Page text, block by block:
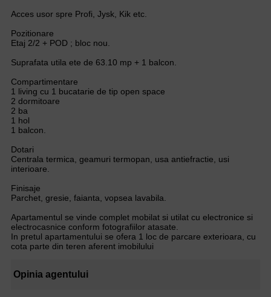
Acces usor spre Profi, Jysk, Kik etc.
Pozitionare
Etaj 2/2 + POD ; bloc nou.
Suprafata utila ete de 63.10 mp + 1 balcon.
Compartimentare
1 living cu 1 bucatarie de tip open space
2 dormitoare
2 ba
1 hol
1 balcon.
Dotari
Centrala termica, geamuri termopan, usa antiefractie, usi
interioare.
Finisaje
Parchet, gresie, faianta, vopsea lavabila.
Apartamentul se vinde complet mobilat si utilat cu electronice si
electrocasnice conform fotografiilor atasate.
In pretul apartamentului se ofera 1 loc de parcare exterioara, cu
cota parte din teren aferent imobilului
Opinia agentului